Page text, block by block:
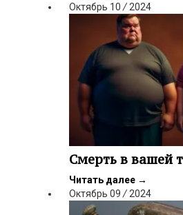
Октябрь 10 / 2024
Смерть в вашей
Читать далее →
Октябрь 09 / 2024